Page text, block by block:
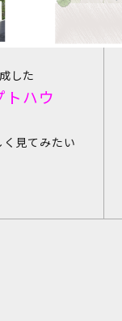
した
ハウ
見てみたい